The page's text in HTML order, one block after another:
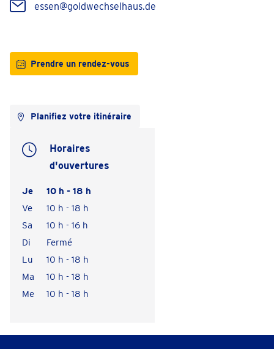
essen@goldwechselhaus.de
Prendre un rendez-vous
Planifiez votre itinéraire
Horaires
d'ouvertures
Je
10 h - 18 h
Ve
10 h - 18 h
Sa
10 h - 16 h
Di
Fermé
Lu
10 h - 18 h
Ma
10 h - 18 h
Me
10 h - 18 h